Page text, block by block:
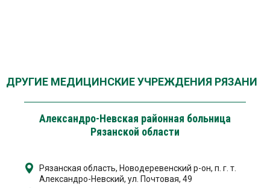
ДРУГИЕ МЕДИЦИНСКИЕ УЧРЕЖДЕНИЯ РЯЗАНИ
Александро-Невская районная больница
Рязанской области
Рязанская область, Новодеревенский р-он, п. г. т.
Александро-Невский, ул. Почтовая, 49